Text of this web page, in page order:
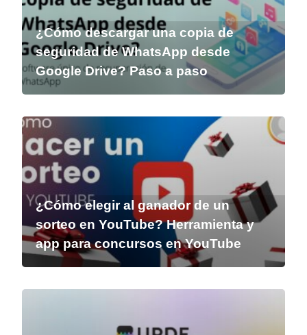
¿Cómo descargar una copia de
seguridad de WhatsApp desde
Google Drive? Paso a paso
¿Cómo elegir al ganador de un
sorteo en YouTube? Herramienta y
app para concursos en YouTube